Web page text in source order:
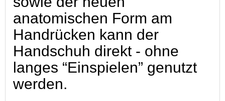
anatomischen Form am
Handrücken kann der
Handschuh direkt - ohne
langes “Einspielen” genutzt
werden.